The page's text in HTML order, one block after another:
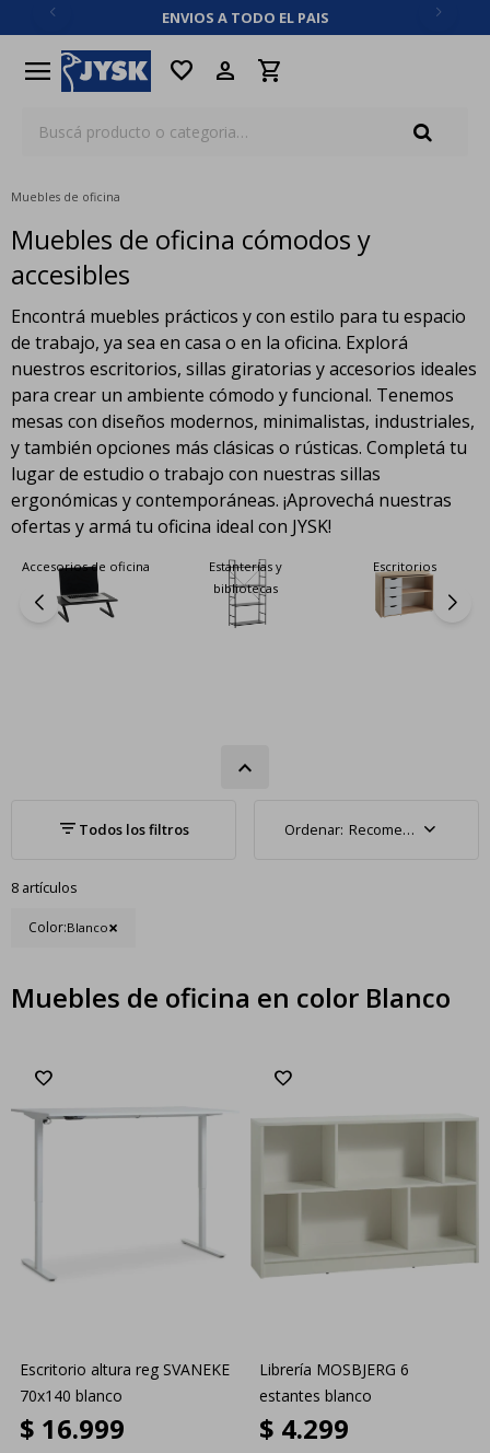
ENVIOS A TODO EL PAIS
menu favorite
Muebles de oficina
Muebles de oficina cómodos y
accesibles
Encontrá muebles prácticos y con estilo para tu espacio
de trabajo, ya sea en casa o en la oficina. Explorá
nuestros escritorios, sillas giratorias y accesorios ideales
para crear un ambiente cómodo y funcional. Tenemos
mesas con diseños modernos, minimalistas, industriales,
y también opciones más clásicas o rústicas. Completá tu
lugar de estudio o trabajo con nuestras sillas
ergonómicas y contemporáneas. ¡Aprovechá nuestras
ofertas y armá tu oficina ideal con JYSK!
Accesorios de oficina
Estanterías y
bibliotecas
Escritorios
Recomendados
8 artículos
Color:Blanco
Muebles de oficina en color Blanco
Escritorio altura reg SVANEKE
70x140 blanco
$ 16.999
Librería MOSBJERG 6
estantes blanco
$ 4.299
close